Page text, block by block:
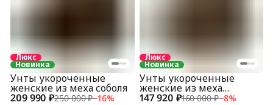
Люкс
Новинка
209 990 ₽250 000 ₽−16%
Унты укороченные
женские из меха соболя
Люкс
Новинка
147 920 ₽160 000 ₽−8%
Унты укороченные
женские из меха
полярного волка